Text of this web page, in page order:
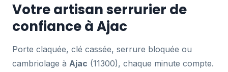
Votre artisan serrurier de
confiance à Ajac
Porte claquée, clé cassée, serrure bloquée ou
cambriolage à Ajac (11300), chaque minute compte.